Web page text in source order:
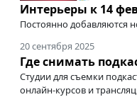
Интерьеры к 14
Постоянно добавляются
20 сентября 2025
Где снимать
Студии для съемки
онлайн-курсов и